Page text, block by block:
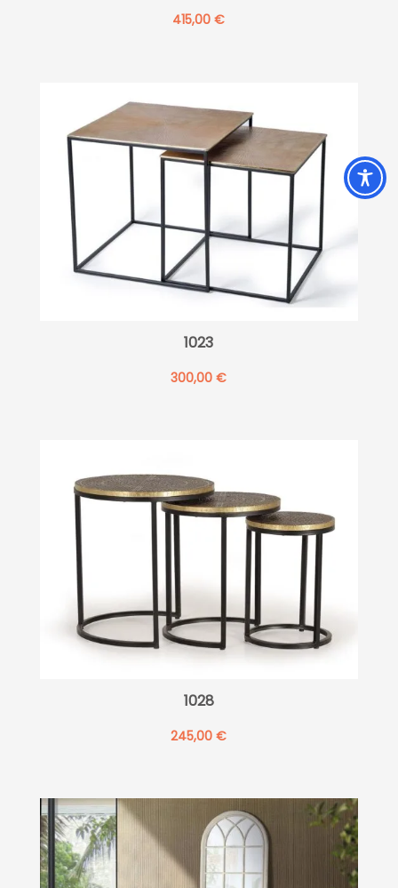
415,00€
1023
300,00€
1028
245,00€